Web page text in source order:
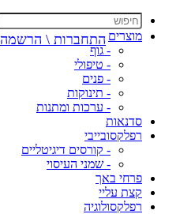
מוצרים
- גוף
- טיפולי
- פנים
- תינוקות
- ערכות ומתנות
סדנאות
רפלקסובייבי
- קורסים דיגיטליים
- שמני העיסוי
פרחי באך
קצת עליי
רפלקסולוגיה
התחברות \ הרשמה